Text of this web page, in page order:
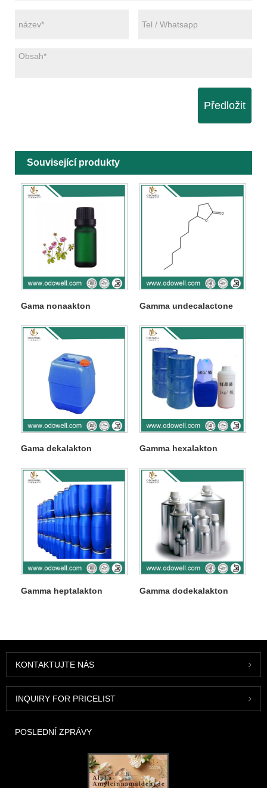
Předložit
Související produkty
Gama nonaakton Gamma undecalactone
Gama dekalakton Gamma hexalakton
Gamma heptalakton Gamma dodekalakton
KONTAKTUJTE NÁS
INQUIRY FOR PRICELIST
POSLEDNÍ ZPRÁVY